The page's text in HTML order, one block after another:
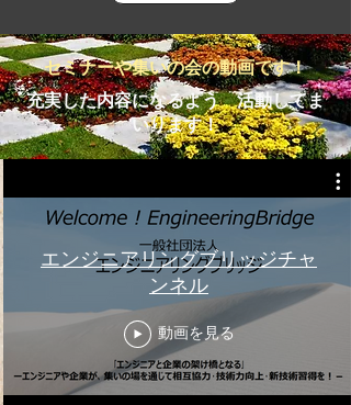
セミナーや集いの会の動画です！
充実した内容になるよう 活動してま
いります！
エンジニアリングブリッジチャ
ンネル
動画を見る